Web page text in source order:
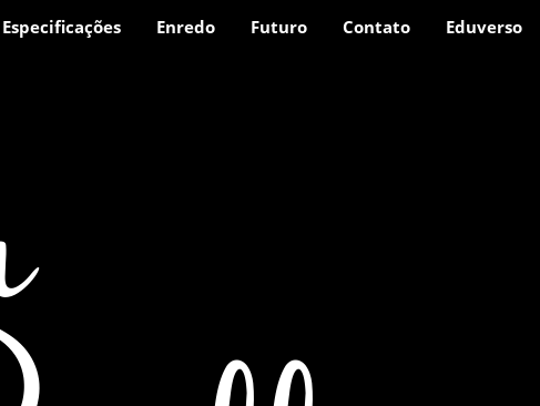
Especificações Enredo Futuro Contato Eduverso